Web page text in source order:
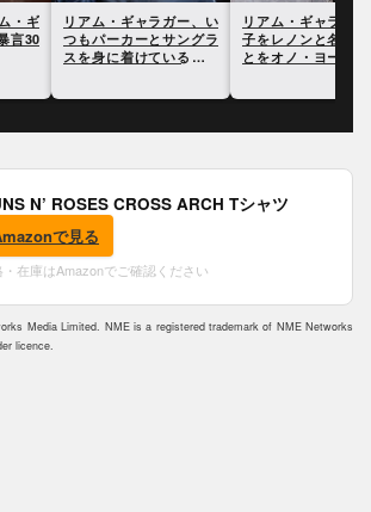
、い
グラ
理由
リアム・ギャラガー、息
子をレノンと名付けたこ
とをオノ・ヨーコに問い
リアム・ギャラガ
イヴ・グロールに
のロックスターの1
N’ ROSES CROSS ARCH Tシャツ
で見る
・在庫はAmazonでご確認ください
Media Limited. NME is a registered trademark of NME Networks
licence.